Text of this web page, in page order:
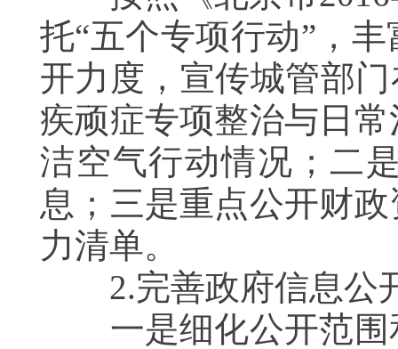
托“五个专项行动”，
开力度，宣传城管部
疾顽症专项整治与日
洁空气行动情况；二
息；三是重点公开财
力清单。
2.完善政府信息公
一是细化公开范围